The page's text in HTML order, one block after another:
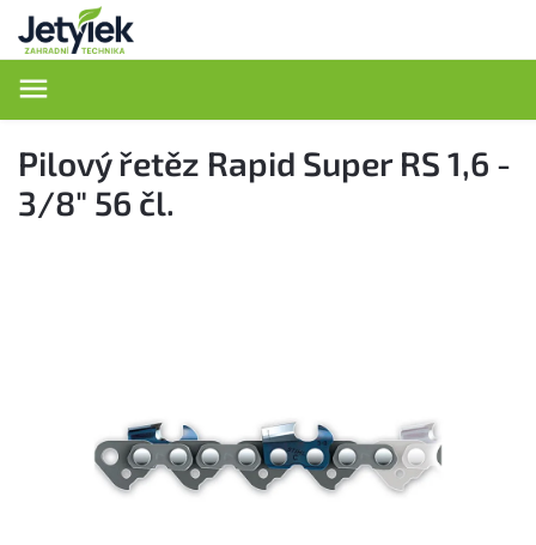
Pilový řetěz Rapid Super RS 1,6 -
3/8" 56 čl.